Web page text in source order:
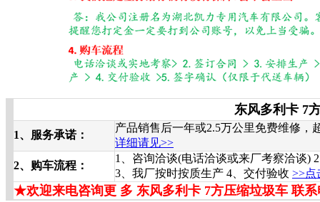
东风多利卡 7
1、服务承诺：
产品销售后一年或2.5万公里免费维修
详细请见>>
2、购车流程：
1、咨询洽谈(电话洽谈或来厂考察洽谈)
3、我厂按时按质生产 4、交付验收 >>点
★欢迎来电咨询更 多 东风多利卡 7方压缩垃圾车 联系